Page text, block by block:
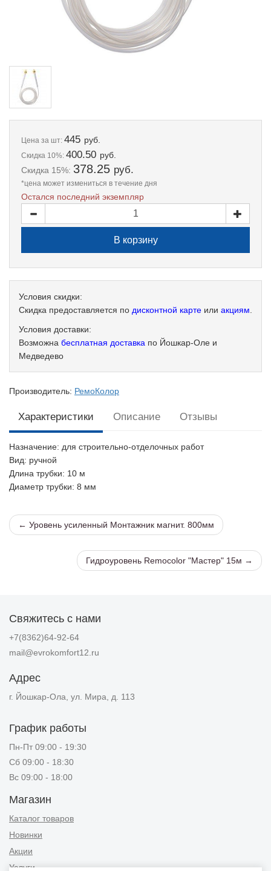
Цена за шт: 445 руб.
Скидка 10%: 400.50 руб.
Скидка 15%: 378.25 руб.
*цена может измениться в течение дня
Остался последний экземпляр
Условия скидки:
Скидка предоставляется по дисконтной карте или акциям
Условия доставки:
Возможна бесплатная доставка по Йошкар-Оле и
Медведево
Производитель: РемоКолор
Характеристики Описание Отзывы
Назначение: для строительно-отделочных работ
Вид: ручной
Длина трубки: 10 м
Диаметр трубки: 8 мм
← Уровень усиленный Монтажник магнит. 800мм
Гидроуровень Remocolor "Мастер" 15м →
Свяжитесь с нами
+7(8362)64-92-64
mail@evrokomfort12.ru
Адрес
г. Йошкар-Ола, ул. Мира, д. 113
График работы
Пн-Пт 09:00 - 19:30
Сб 09:00 - 18:30
Вс 09:00 - 18:00
Магазин
Каталог товаров
Новинки
Акции
Услуги